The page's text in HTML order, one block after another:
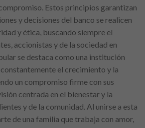
Estos principios garantizan
y decisiones del banco se realicen
y ética, buscando siempre el
accionistas y de la sociedad en
se destaca como una institución
el crecimiento y la
un compromiso firme con sus
centrada en el bienestar y la
y de la comunidad. Al unirse a esta
de una familia que trabaja con amor,